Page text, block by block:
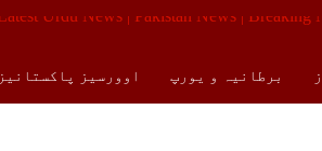
برطانیہ و یورپ اوورسیز پاکستانیز